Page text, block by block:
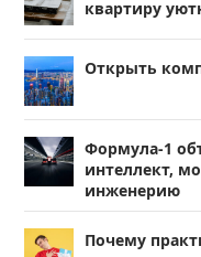
квартиру
Открыть
Формула-1
интеллект,
инженерию
Почему